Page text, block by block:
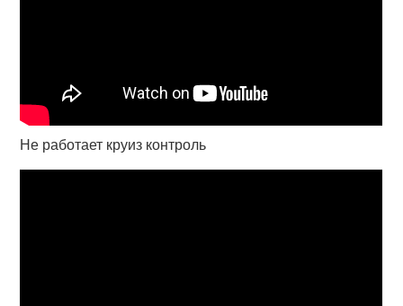
Не работает круиз контроль